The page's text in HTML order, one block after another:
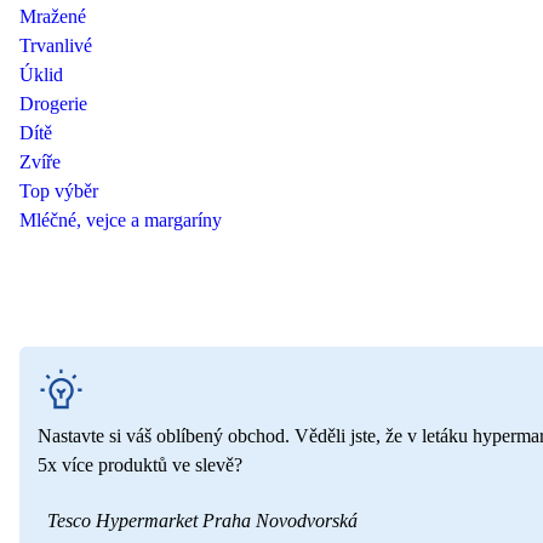
Mražené
Trvanlivé
Úklid
Drogerie
Dítě
Zvíře
Top výběr
Mléčné, vejce a margaríny
Nastavte si váš oblíbený obchod. Věděli jste, že v letáku
5x více produktů ve slevě?
Tesco Hypermarket Praha Novodvorská